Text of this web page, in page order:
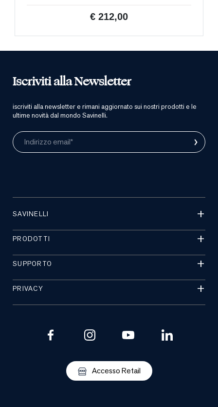
€ 212,00
Iscriviti alla Newsletter
iscriviti alla newsletter e rimani aggiornato sui nostri prodotti e le
ultime novità dal mondo Savinelli.
Indirizzo email* ›
SAVINELLI
PRODOTTI
SUPPORTO
PRIVACY
Accesso Retail